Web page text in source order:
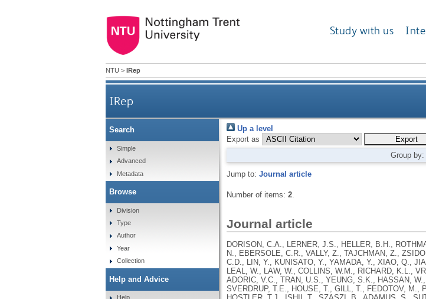
Study with us
NTU > IRep
IRep
Up a level
Export as
Group by:
Jump to: Journal article
Number of items: 2.
Journal article
DORISON, C.A., LERNER, J.S., HELLER, B.H.,
N., EBERSOLE, C.R., VALLY, Z., TAJCHMAN, Z.,
C.D., LIN, Y., KUNISATO, Y., YAMADA, Y., XIAO, Q.,
LEAL, W., LAW, W., COLLINS, W.M., RICHARD, K.L.,
ADORIC, V.C., TRAN, U.S., YEUNG, S.K., HASSAN,
SVERDRUP, T.E., HOUSE, T., GILL, T., FEDOTOV, M.,
Search
Simple
Advanced
Metadata
Browse
Division
Type
Author
Year
Collection
Help and Advice
Help